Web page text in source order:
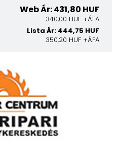
Web Ár: 431,80 HUF
340,00 HUF +ÁFA
Lista Ár: 444,75 HUF
350,20 HUF +ÁFA